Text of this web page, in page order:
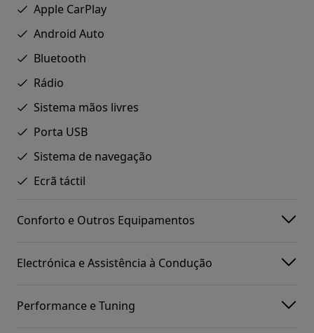
Apple CarPlay
Android Auto
Bluetooth
Rádio
Sistema mãos livres
Porta USB
Sistema de navegação
Ecrã táctil
Conforto e Outros Equipamentos
Electrónica e Assistência à Condução
Performance e Tuning